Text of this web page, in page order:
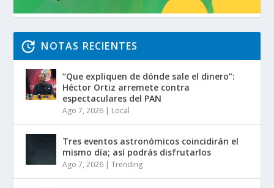
NOTAS RECIENTES
“Que expliquen de dónde sale el dinero”:
Héctor Ortiz arremete contra
espectaculares del PAN
Ago 7, 2026 | Local
Tres eventos astronómicos coincidirán el
mismo día; así podrás disfrutarlos
Ago 7, 2026 |Trending